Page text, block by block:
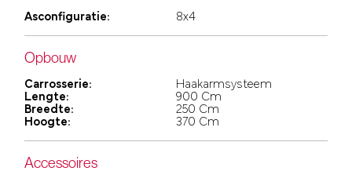
Asconfiguratie: 8x4
Opbouw
Carrosserie:
Haakarmsysteem
Lengte:
900 Cm
Breedte:
250 Cm
Hoogte:
370 Cm
Accessoires